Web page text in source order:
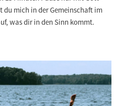
du mich in der Gemeinschaft im
was dir in den Sinn kommt.